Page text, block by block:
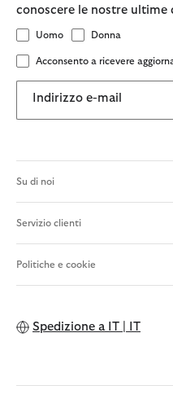
conoscere le nostre
Uomo Donna
Acconsento a ricevere
Indirizzo e-mail
Su di noi
Servizio clienti
Politiche e cookie
Spedizione a IT | IT